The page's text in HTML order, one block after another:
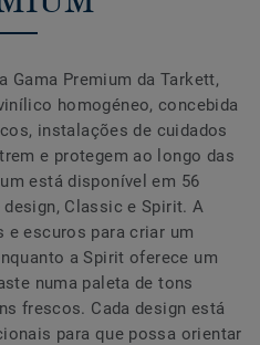
Gama Premium da Tarkett,
homogéneo, concebida
instalações de cuidados
e protegem ao longo das
está disponível em 56
Classic e Spirit. A
escuros para criar um
a Spirit oferece um
numa paleta de tons
frescos. Cada design está
para que possa orientar